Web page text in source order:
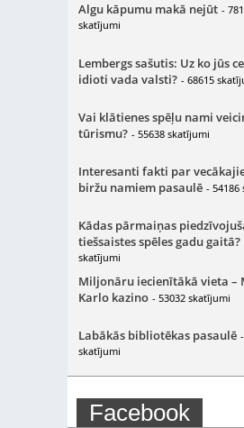
Algu kāpumu makā nejūt -
skatījumi
Lembergs sašutis: Uz ko jūs
idioti vada valsti? - 68615
Vai klātienes spēļu nami
tūrismu? - 55638 skatījumi
Interesanti fakti par
biržu namiem pasaulē - 54186
Kādas pārmaiņas
tiešsaistes spēles gadu gaitā?
skatījumi
Miljonāru iecienītākā vieta –
Karlo kazino - 53032 skatījumi
Labākās bibliotēkas pasaulē
skatījumi
Facebook